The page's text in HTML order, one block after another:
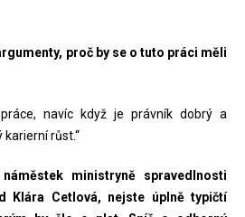
proč by se o tuto práci měli
navíc když je právník dobrý a
karierní růst.“
ministryně spravedlnosti
Klára Cetlová, nejste úplně typičtí